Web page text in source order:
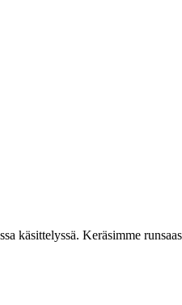
käsittelyssä. Keräsimme